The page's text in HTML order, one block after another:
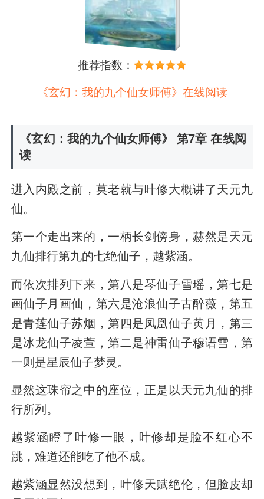
推荐指数：
《玄幻：我的九个仙女师傅》在线阅读
《玄幻：我的九个仙女师傅》 第7章 在线阅
读
进入内殿之前，莫老就与叶修大概讲了天元九
仙。
第一个走出来的，一柄长剑傍身，赫然是天元
九仙排行第九的七绝仙子，越紫涵。
而依次排列下来，第八是琴仙子雪瑶，第七是
画仙子月画仙，第六是沧浪仙子古醉薇，第五
是青莲仙子苏烟，第四是凤凰仙子黄月，第三
是冰龙仙子凌萱，第二是神雷仙子穆语雪，第
一则是星辰仙子梦灵。
显然这珠帘之中的座位，正是以天元九仙的排
行所列。
越紫涵瞪了叶修一眼，叶修却是脸不红心不
跳，难道还能吃了他不成。
越紫涵显然没想到，叶修天赋绝伦，但脸皮却